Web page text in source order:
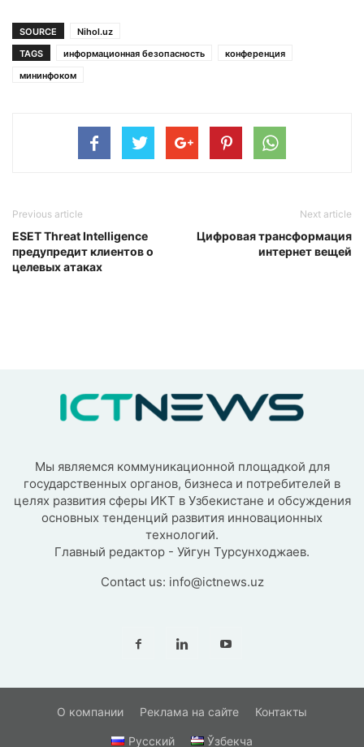
SOURCE
Nihol.uz
TAGS
информационная безопасность
конференция
мининфоком
Previous article
ESET Threat Intelligence
предупредит клиентов о
целевых атаках
Next article
Цифровая трансформация
интернет вещей
Мы являемся коммуникационной площадкой для
государственных органов, бизнеса и потребителей в
целях развития сферы ИКТ в Узбекистане и обсуждения
основных тенденций развития инновационных
технологий.
Главный редактор - Уйгун Турсунходжаев.
Contact us: info@ictnews.uz
О компании Реклама на сайте Контакты
Русский Ўзбекча